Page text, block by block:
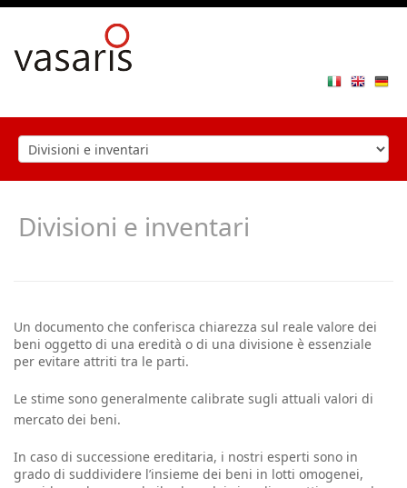
Divisioni e inventari
Un documento che conferisca chiarezza sul reale valore dei
beni oggetto di una eredità o di una divisione è essenziale
per evitare attriti tra le parti.
Le stime sono generalmente calibrate sugli attuali valori di
mercato dei beni.
In caso di successione ereditaria, i nostri esperti sono in
grado di suddividere l’insieme dei beni in lotti omogenei,